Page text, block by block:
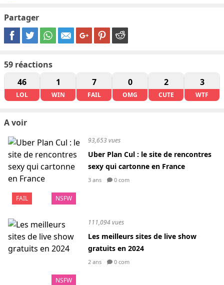
Partager
59 réactions
46
LOL
1
WIN
7
FAIL
0
OMG
2
CUTE
3
WTF
A voir
FAIL NSFW
93,653 vues
Uber Plan Cul : le site de rencontres
sexy qui cartonne en France
3 ans 0 com
NSFW
111,094 vues
Les meilleurs sites de live show
gratuits en 2024
2 ans 0 com